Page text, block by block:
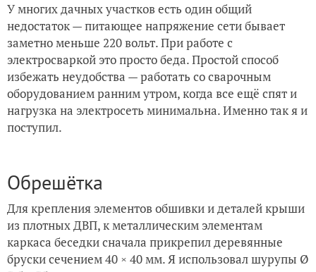
У многих дачных участков есть один общий
недостаток — питающее напряжение сети бывает
заметно меньше 220 вольт. При работе с
электросваркой это просто беда. Простой способ
избежать неудобства — работать со сварочным
оборудованием ранним утром, когда все ещё спят и
нагрузка на электросеть минимальна. Именно так я и
поступил.
Обрешётка
Для крепления элементов обшивки и деталей крыши
из плотных ДВП, к металлическим элементам
каркаса беседки сначала прикрепил деревянные
бруски сечением 40 × 40 мм. Я использовал шурупы Ø